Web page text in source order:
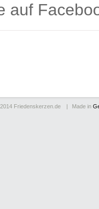
auf
Friedenskerzen.de Made in